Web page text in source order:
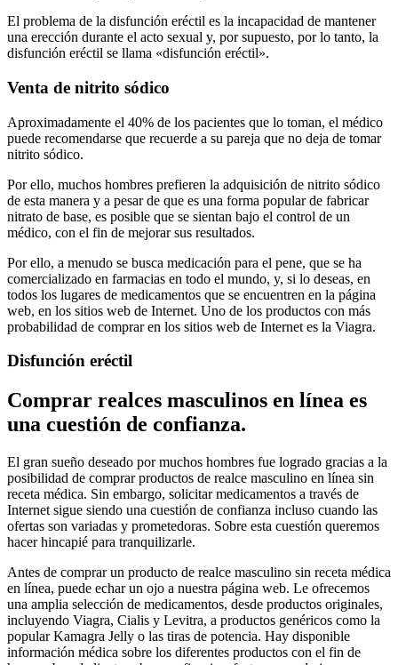
El problema de la disfunción eréctil es la incapacidad de mantener
una erección durante el acto sexual y, por supuesto, por lo tanto, la
disfunción eréctil se llama «disfunción eréctil».
Venta de nitrito sódico
Aproximadamente el 40% de los pacientes que lo toman, el médico
puede recomendarse que recuerde a su pareja que no deja de tomar
nitrito sódico.
Por ello, muchos hombres prefieren la adquisición de nitrito sódico
de esta manera y a pesar de que es una forma popular de fabricar
nitrato de base, es posible que se sientan bajo el control de un
médico, con el fin de mejorar sus resultados.
Por ello, a menudo se busca medicación para el pene, que se ha
comercializado en farmacias en todo el mundo, y, si lo deseas, en
todos los lugares de medicamentos que se encuentren en la página
web, en los sitios web de Internet. Uno de los productos con más
probabilidad de comprar en los sitios web de Internet es la Viagra.
Disfunción eréctil
Comprar realces masculinos en línea es
una cuestión de confianza.
El gran sueño deseado por muchos hombres fue logrado gracias a la
posibilidad de comprar productos de realce masculino en línea sin
receta médica. Sin embargo, solicitar medicamentos a través de
Internet sigue siendo una cuestión de confianza incluso cuando las
ofertas son variadas y prometedoras. Sobre esta cuestión queremos
hacer hincapié para tranquilizarle.
Antes de comprar un producto de realce masculino sin receta médica
en línea, puede echar un ojo a nuestra página web. Le ofrecemos
una amplia selección de medicamentos, desde productos originales,
incluyendo Viagra, Cialis y Levitra, a productos genéricos como la
popular Kamagra Jelly o las tiras de potencia. Hay disponible
información médica sobre los diferentes productos con el fin de